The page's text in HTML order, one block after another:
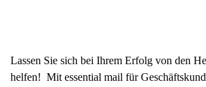
Lassen Sie sich bei Ihrem Erfolg von den
helfen! Mit essential mail für